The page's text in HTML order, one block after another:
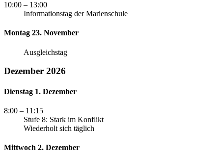
10:00 – 13:00
Informationstag der Marienschule
Montag 23. November
Ausgleichstag
Dezember 2026
Dienstag 1. Dezember
8:00 – 11:15
Stufe 8: Stark im Konflikt
Wiederholt sich täglich
Mittwoch 2. Dezember